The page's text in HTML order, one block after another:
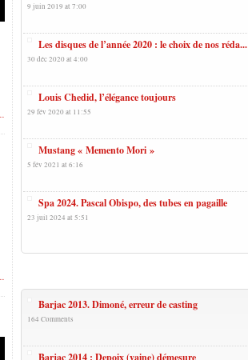
9 juin 2019 at 7:00
Les disques de l’année 2020 : le choix de nos réda...
30 déc 2020 at 4:00
Louis Chedid, l’élégance toujours
29 fév 2020 at 11:55
Mustang « Memento Mori »
5 fév 2021 at 6:16
Spa 2024. Pascal Obispo, des tubes en pagaille
23 juil 2024 at 5:51
Barjac 2013. Dimoné, erreur de casting
164 Comments
Barjac 2014 : Depoix (vaine) démesure